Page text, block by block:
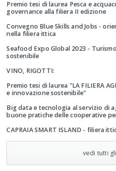
Premio tesi di laurea Pesca e
governance alla filiera II edizione
Convegno Blue Skills and Jobs -
nella filiera ittica
Seafood Expo Global 2023 -
sostenibile
VINO, RIGOTTI:
Premio tesi di laurea "LA FILIERA
e innovazione sostenibile"
Big data e tecnologia al servizio di
buone pratiche delle cooperative
CAPRAIA SMART ISLAND - filiera
vedi tutti